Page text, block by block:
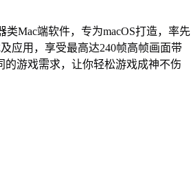
Mac端软件，专为macOS打造，率先
应用，享受最高达240帧高帧画面带
游戏需求，让你轻松游戏成神不伤